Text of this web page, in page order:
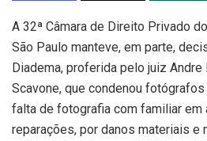
A 32ª Câmara de Direito Privado
São Paulo manteve, em parte,
Diadema, proferida pelo juiz Andre
Scavone, que condenou
falta de fotografia com familiar em
reparações, por danos materiais e